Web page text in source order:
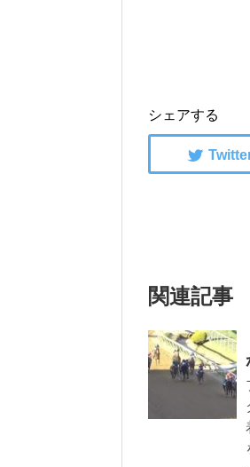
シェアする
関連記事